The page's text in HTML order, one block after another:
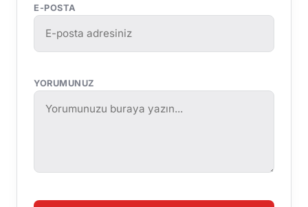
E-POSTA
YORUMUNUZ